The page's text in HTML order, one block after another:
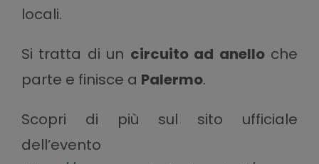
locali.
Si tratta di un circuito ad anelloche
parte e finisce a Palermo.
Scopri di più sul sito ufficiale
dell’evento